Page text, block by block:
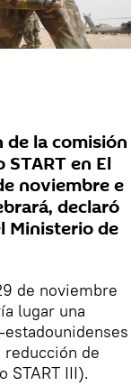
de la comisión
en El
noviembre e
declaró
Ministerio de
de noviembre
lugar una
reducción de
START III).